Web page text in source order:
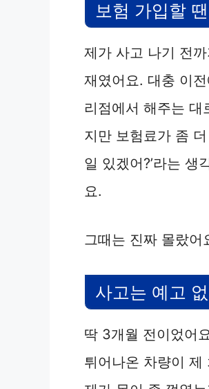
보험 가입할
제가 사고 나기 전
재였어요. 대충 이
리점에서 해주는 대
지만 보험료가 좀
일 있겠어?’라는
요.
그때는 진짜 몰랐어
사고는 예고
딱 3개월 전이었어
튀어나온 차량이